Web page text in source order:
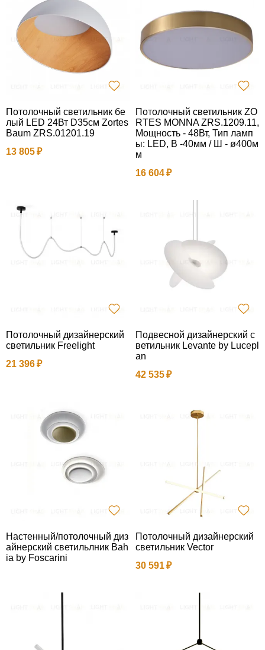
Потолочный светильник бе
лый LED 24Вт D35см Zortes
Baum ZRS.01201.19
13 805
Потолочный светильник ZO
RTES MONNA ZRS.1209.11,
Мощность - 48Вт, Тип ламп
ы: LED, В -40мм / Ш - ø400м
м
16 604
Потолочный дизайнерский
светильник Freelight
21 396
Подвесной дизайнерский с
ветильник Levante by Lucepl
an
42 535
Настенный/потолочный диз
айнерский светильлник Bah
ia by Foscarini
Потолочный дизайнерский
светильник Vector
30 591